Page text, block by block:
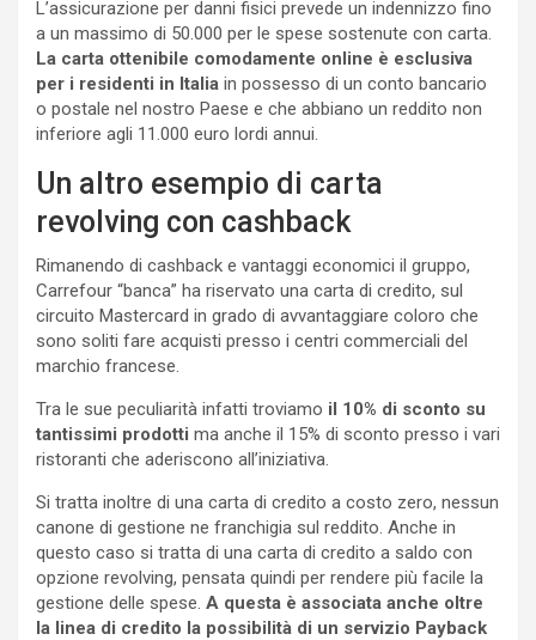
L’assicurazione per danni fisici prevede un indennizzo fino
a un massimo di 50.000 per le spese sostenute con carta.
La carta ottenibile comodamente online è esclusiva
per i residenti in Italia in possesso di un conto bancario
o postale nel nostro Paese e che abbiano un reddito non
inferiore agli 11.000 euro lordi annui.
Un altro esempio di carta
revolving con cashback
Rimanendo di cashback e vantaggi economici il gruppo,
Carrefour “banca” ha riservato una carta di credito, sul
circuito Mastercard in grado di avvantaggiare coloro che
sono soliti fare acquisti presso i centri commerciali del
marchio francese.
Tra le sue peculiarità infatti troviamo il 10% di sconto su
tantissimi prodotti ma anche il 15% di sconto presso i vari
ristoranti che aderiscono all’iniziativa.
Si tratta inoltre di una carta di credito a costo zero, nessun
canone di gestione ne franchigia sul reddito. Anche in
questo caso si tratta di una carta di credito a saldo con
opzione revolving, pensata quindi per rendere più facile la
gestione delle spese. A questa è associata anche oltre
la linea di credito la possibilità di un servizio Payback